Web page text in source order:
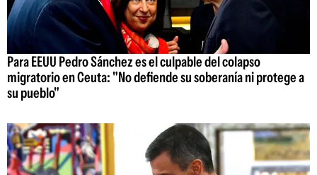
Para EEUU Pedro Sánchez es el culpable del colapso
migratorio en Ceuta: "No defiende su soberanía ni protege a
su pueblo"